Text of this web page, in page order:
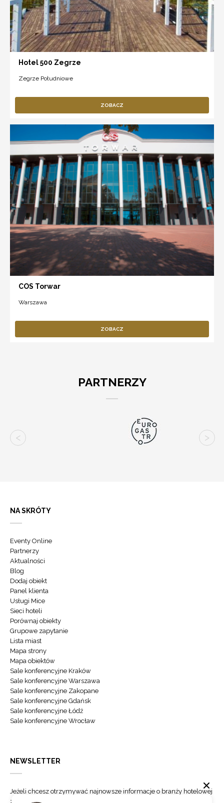
Hotel 500 Zegrze
Zegrze Południowe
ZOBACZ
COS Torwar
Warszawa
ZOBACZ
PARTNERZY
NA SKRÓTY
Eventy Online
Partnerzy
Aktualności
Blog
Dodaj obiekt
Panel klienta
Usługi Mice
Sieci hoteli
Porównaj obiekty
Grupowe zapytanie
Lista miast
Mapa strony
Mapa obiektów
Sale konferencyjne Kraków
Sale konferencyjne Warszawa
Sale konferencyjne Zakopane
Sale konferencyjne Gdańsk
Sale konferencyjne Łódź
Sale konferencyjne Wrocław
NEWSLETTER
Jeżeli chcesz otrzymywać najnowsze informacje o branży hotelowej
zapisz się do naszego newslettera.